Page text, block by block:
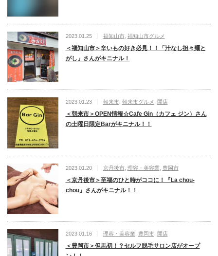
2023.01.25 福知山市, 福知山市グルメ
＜福知山市＞辛いもの好き必見！！「汁なし担々麺と
がし」さんがキニナル！
2023.01.23 朝来市, 朝来市グルメ 開店
＜朝来市＞OPEN情報☆Cafe Gin（カフェ ジン）さん
の土曜日限定Barがキニナル！！
2023.01.20 京丹後市, 理容・美容業 豊岡市
＜京丹後市＞至福のひと時がココに！『La chou-
chou』さんがキニナル！！
2023.01.16 理容・美容業 豊岡市, 開店
＜豊岡市＞但馬初！？セルフ脱毛サロン店がオープ